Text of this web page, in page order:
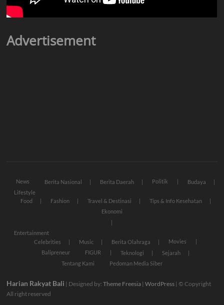
Advertisement
News Berita Nasional Berita Daerah Politik
Budaya
Lifestyle
Food
Fashion Travel & Destinasi
Tips & Info Kesehatan
Ekonomi
Entertainment
Celebrities
Music Berita Olahraga
Movies
Balipreneur
FIGUR Teknologi
Sejarah
Tentang Kami
Pedoman Media Siber
Harian Rakyat Bali | Designed by:Theme Freesia |WordPress | © Copyright
All right reserved